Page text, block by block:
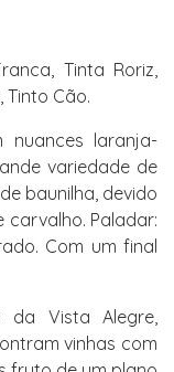
Tinta Roriz,
Tinto Cão.
nuances laranja-
variedade de
baunilha, devido
carvalho. Paladar:
Com um final
da Vista Alegre,
vinhas com